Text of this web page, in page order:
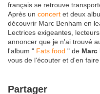
français se retrouve
Après un concert et deux
découvrir Marc Benham en
Lectrices exigeantes,
annoncer que je n'ai trouvé
l'album " Fats food " de Marc
vous de l'écouter et d'en
Partager